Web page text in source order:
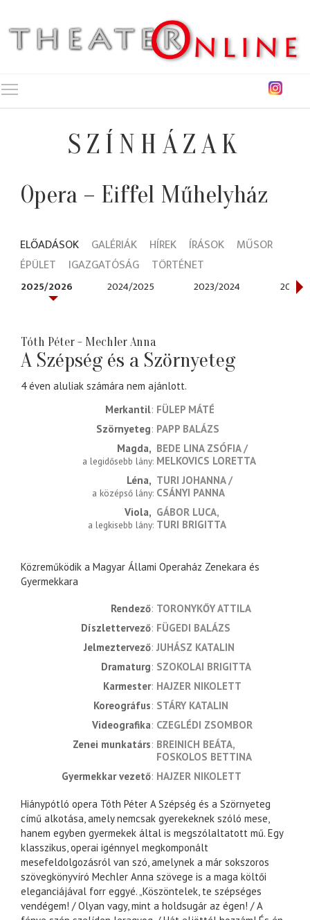
SZÍNHÁZAK
Opera – Eiffel Műhelyház
ELŐADÁSOK GALÉRIÁK HÍREK ÍRÁSOK
MŰSOR
ÉPÜLET
IGAZGATÓSÁG TÖRTÉNET
2025/2026 2024/2025 2023/2024 2021/
Tóth Péter - Mechler Anna
A Szépség és a Szörnyeteg
4 éven aluliak számára nem ajánlott.
Merkantil FÜLEP MÁTÉ
Szörnyeteg PAPP BALÁZS
Magda
a legidősebb lány
BEDE LINA ZSÓFIA
MELKOVICS LORETTA
Léna
a középső lány
TURI JOHANNA
CSÁNYI PANNA
Viola
a legkisebb lány
GÁBOR LUCA
TURI BRIGITTA
Közreműködik a Magyar Állami Operaház Zenekara és
Gyermekkara
rendező TORONYKŐY ATTILA
díszlettervező FÜGEDI BALÁZS
jelmeztervező JUHÁSZ KATALIN
dramaturg SZOKOLAI BRIGITTA
karmester HAJZER NIKOLETT
koreográfus STÁRY KATALIN
videografika CZEGLÉDI ZSOMBOR
zenei munkatárs BREINICH BEÁTA
FOSKOLOS BETTINA
gyermekkar vezető HAJZER NIKOLETT
Hiánypótló opera Tóth Péter A Szépség és a Szörnyeteg
című alkotása, amely nemcsak gyerekeknek szóló mese,
hanem egyben gyermekek által is megszólaltatott mű. Egy
klasszikus, operai igénnyel megkomponált
mesefeldolgozásról van szó, amelynek a már sokszoros
szövegkönyvíró Mechler Anna szövege is a maga költői
eleganciájával forr eggyé. „Köszöntelek, te szépséges
vendégem! / Olyan vagy, mint a holdsugár az égen! / A